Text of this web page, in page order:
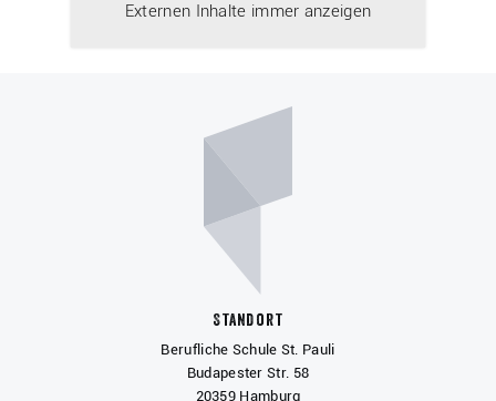
Externen Inhalte immer anzeigen
Standort
Berufliche Schule St. Pauli
Budapester Str. 58
20359 Hamburg